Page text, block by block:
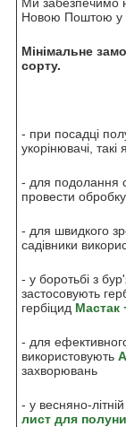
Новою Поштою у
Мінімальне
сорту.
- при посадці
укорінювачі, такі
- для подолання
провести
- для швидкого
садівники
- у боротьбі з
застосовують
гербіцид Мастак
- для
використовують
захворювань
- у весняно-
лист для